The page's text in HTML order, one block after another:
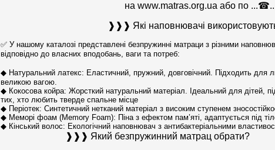
на www.matras.org.ua або по
❱❱❱ Які наповнювачі
✅ У нашому каталозі представлені безпружинні матраци з різними
відповідно до власних вподобань, ваги та потреб:
◆ Натуральний латекс: Еластичний, пружний, довговічний. Підходить для
великою вагою.
◆ Кокосова койра: Жорсткий натуральний матеріал. Ідеальний для дітей,
тих, хто любить тверде спальне місце
◆ Періотек: Синтетичний нетканий матеріал з високим ступенем
◆ Меморі фоам (Memory Foam): Піна з ефектом пам’яті, адаптується під
◆ Кінський волос: Екологічний наповнювач з антибактеріальними
❱❱❱ Який безпружинний матрац обрати?